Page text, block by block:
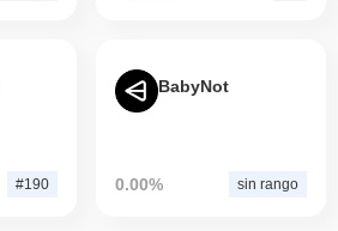
#190
BabyNot
0.00% sin rango